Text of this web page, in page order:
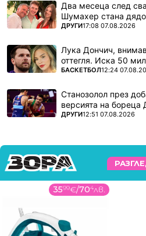
Два месеца след
Шумахер стана дядо
ПОВЕЧЕ ОТ
ДРУГИ17:08 07.08.2026
Лука Дончич,
оттегля. Иска 50
ПОВЕЧЕ ОТ
БАСКЕТБОЛ12:24
Станозолол през
версията на
ПОВЕЧЕ ОТ
ДРУГИ12:51 07.08.2026
3599€/704лв.